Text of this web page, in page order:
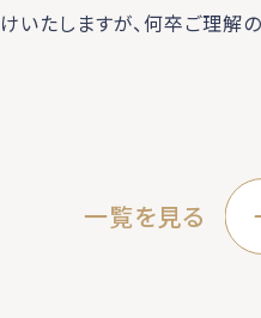
いたしますが、何卒ご理解
一覧を見る